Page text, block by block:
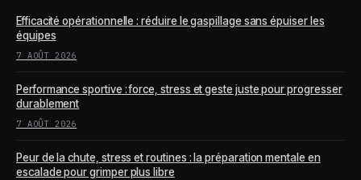
Efficacité opérationnelle : réduire le gaspillage sans épuiser les
équipes
7 AOÛT 2026
Performance sportive : force, stress et geste juste pour progresser
durablement
7 AOÛT 2026
Peur de la chute, stress et routines : la préparation mentale en
escalade pour grimper plus libre